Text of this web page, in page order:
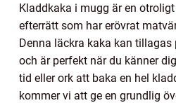
Kladdkaka i mugg är en
efterrätt som har erövrat
Denna läckra kaka kan
och är perfekt när du känner
tid eller ork att baka en hel
kommer vi att ge en grundlig